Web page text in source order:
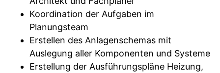
Koordination der Aufgaben im
Planungsteam
Erstellen des Anlagenschemas mit
Auslegung aller Komponenten und Systeme
Erstellung der Ausführungspläne Heizung,